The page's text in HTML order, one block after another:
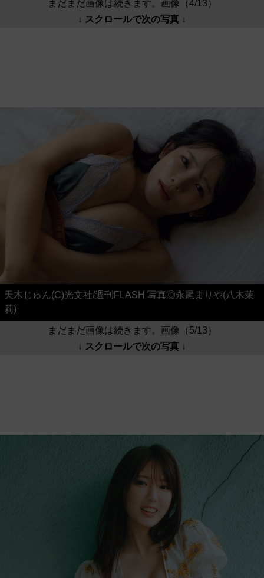
まだまだ画像は続きます。画像（4/13）
↓ スクロールで次の写真 ↓
天木じゅん(C)光文社/週刊FLASH 写真◎永尾まりや(八木茉
莉)
まだまだ画像は続きます。画像（5/13）
↓ スクロールで次の写真 ↓